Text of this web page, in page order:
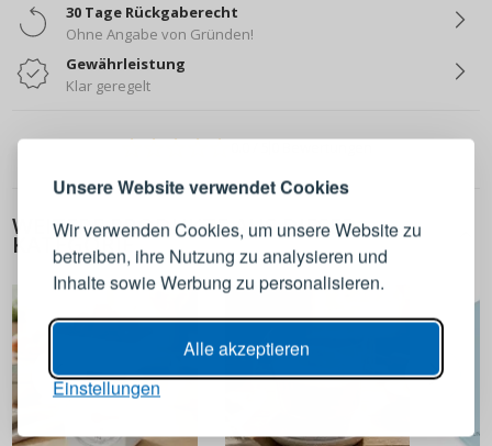
Unsere Website verwendet Cookies
Wir verwenden Cookies, um unsere Website zu
betreiben, ihre Nutzung zu analysieren und
Inhalte sowie Werbung zu personalisieren.
Alle akzeptieren
Einstellungen
30 Tage Rückgaberecht
Ohne Angabe von Gründen!
Gewährleistung
Klar geregelt
WEITERE PRODUKTE AUS DIESER
KATEGORIE
ANMELDEN
Melden Sie sich bei Ihrem
E-Mail-Adresse